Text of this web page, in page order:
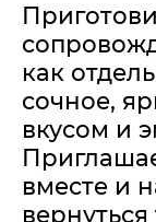
как
сочное,
вкусом и
вместе и
вернуться